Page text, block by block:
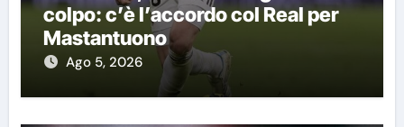
colpo: c’è l’accordo col Real per
Mastantuono
Ago 5, 2026